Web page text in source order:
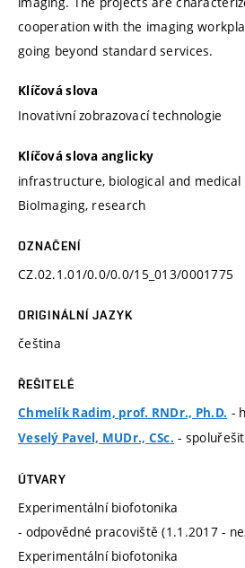
cooperation with the imaging
going beyond standard services.
Klíčová slova
Inovativní zobrazovací technologie
Klíčová slova anglicky
infrastructure, biological and medical
BioImaging, research
OZNAČENÍ
CZ.02.1.01/0.0/0.0/15_013/0001775
ORIGINÁLNÍ JAZYK
čeština
ŘEŠITELÉ
Chmelík Radim, prof. RNDr., Ph.D. -
Veselý Pavel, MUDr., CSc. -
ÚTVARY
Experimentální biofotonika
- odpovědné pracoviště (1.1.2017 -
Experimentální biofotonika